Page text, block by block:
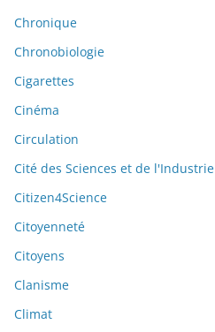
Chronique
Chronobiologie
Cigarettes
Cinéma
Circulation
Cité des Sciences et de l'Industrie
Citizen4Science
Citoyenneté
Citoyens
Clanisme
Climat